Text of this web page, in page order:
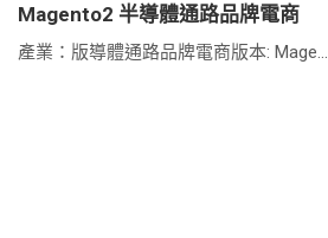
Magento2 半導體通路品牌電商
產業：版導體通路品牌電商版本: Mage...